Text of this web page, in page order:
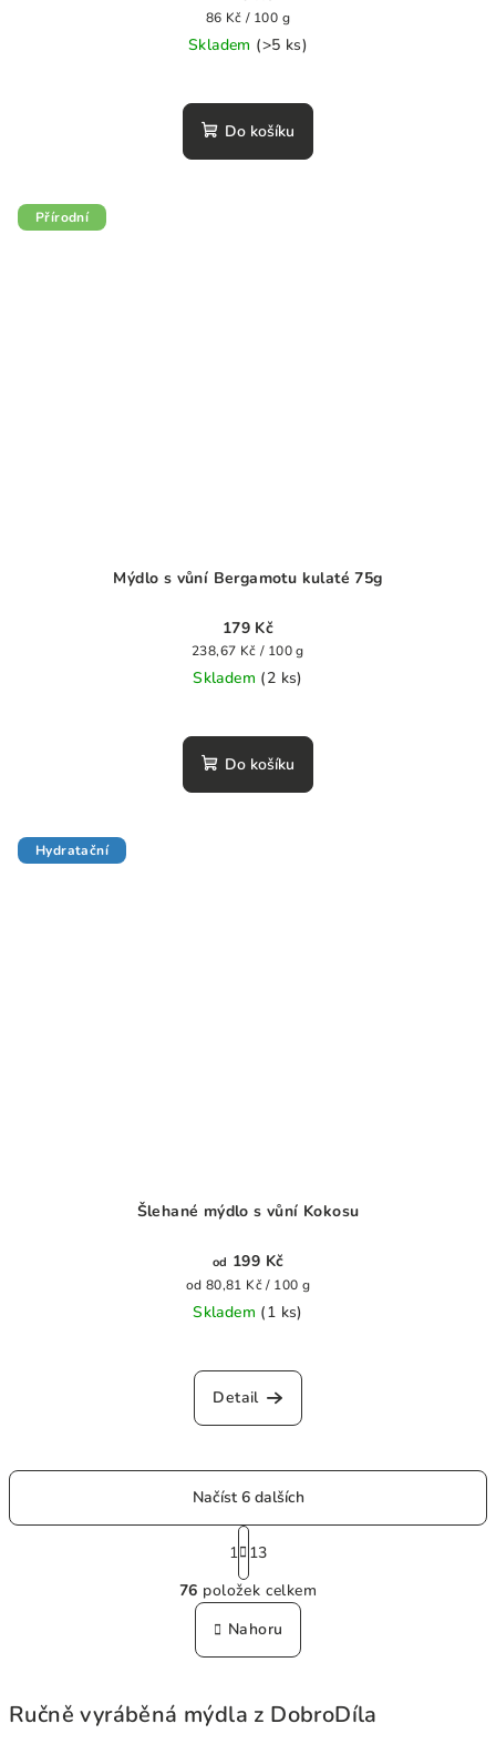
Měrná
cena:
86 Kč / 100 g
Skladem (>5 ks)
Do košíku
Přírodní
Mýdlo s vůní Bergamotu kulaté 75g
179 Kč
Měrná
cena:
238,67 Kč / 100 g
Skladem (2 ks)
hodnocení
produktu
Do košíku
Hydratační
Šlehané mýdlo s vůní Kokosu
od 199 Kč
Měrná
cena:
od 80,81 Kč / 100 g
Skladem (1 ks)
hodnocení
produktu
hvězdiček.
Detail
O
v
l
á
c
Načíst 6 dalších
S
t
r
á
n
k
o
á
n
1 13
76 položek celkem
Nahoru
Ručně vyráběná mýdla z DobroDíla